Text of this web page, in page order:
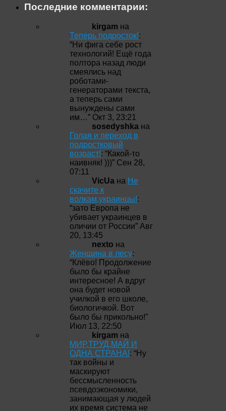
Последние комментарии:
kirgam на
Теперь подросток!:
“Ни фига себе рост
технологий! Ещё года
полтора назад люди
смеялись над
роботами-
генераторами текста,
а теперь сами
вынуждены сами
им…” Окт 3, 23:21
sosedyshka на
Голая и переход в
подростковый
возраст!: “Какой-то
наивняк! )))” Сен 28,
07:11
VicUa на Не
скачите к
волкам,украинцы!:
“зато Европа не
убивает украинцев в
оличии от России” Авг
20, 13:45
nexto на
Женщина в лесу:
“Клёво! Продолжение
было бы крайне
интересное! А вдруг
она будет новой
училкой в его школе,
биологичкой. Вот
было бы прикольно!”
Июл 13, 22:50
kirgam на
МИР,ТРУД,МАЙ И
ОДНА СТРАНА!: “Ну
так войны и
маскируют
бессмысленность
псевдоэкономики,
занимающая у людей
их время система не